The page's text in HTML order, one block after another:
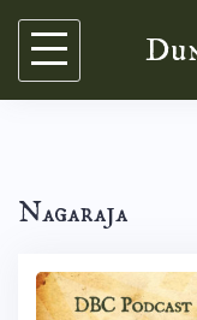
Skip
content
Nagaraja